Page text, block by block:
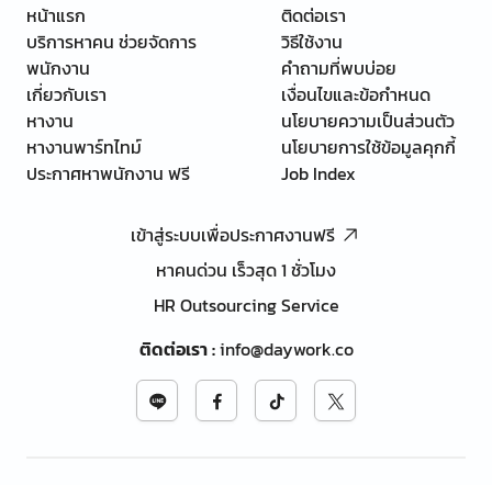
หน้าแรก
บริการหาคน ช่วยจัดการ
พนักงาน
เกี่ยวกับเรา
หางาน
หางานพาร์ทไทม์
ประกาศหาพนักงาน ฟรี
ติดต่อเรา
วิธีใช้งาน
คำถามที่พบบ่อย
เงื่อนไขและข้อกำหนด
นโยบายความเป็นส่วนตัว
นโยบายการใช้ข้อมูลคุกกี้
Job Index
เข้าสู่ระบบเพื่อประกาศงานฟรี
หาคนด่วน เร็วสุด 1 ชั่วโมง
HR Outsourcing Service
ติดต่อเรา:info@daywork.co